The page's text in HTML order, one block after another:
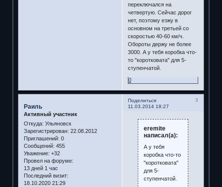
переключался на
четвертую. Сейчас дорог
нет, поэтому езжу в
основном на третьей со
скоростью 40-60 км/ч.
Обороты держу не более
3000. А у тебя коробка что-
то "коротковата" для 5-
ступенчатой.
0
Поделиться
3
11.03.2014 18:27
Раиль
Активный участник
Откуда: Ульяновск
Зарегистрирован: 22.08.2012
Приглашений: 0
Сообщений: 455
Уважение: +32
Провел на форуме:
13 дней 1 час
Последний визит:
18.10.2020 21:29
eremite
написал(а):
А у тебя
коробка что-то
"коротковата"
для 5-
ступенчатой.